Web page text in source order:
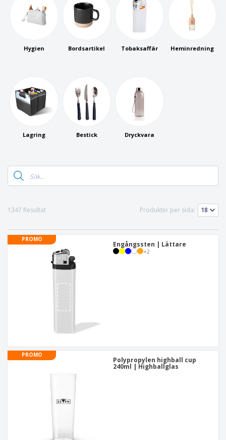
Hygien Bordsartikel Tobaksaffär Heminredning
Lagring Bestick Dryckvara
1347 Resultat Produkter per sida:
PROMO
Engångssten | Lättare
+2
PROMO
Polypropylen highball cup
240ml | Highballglas